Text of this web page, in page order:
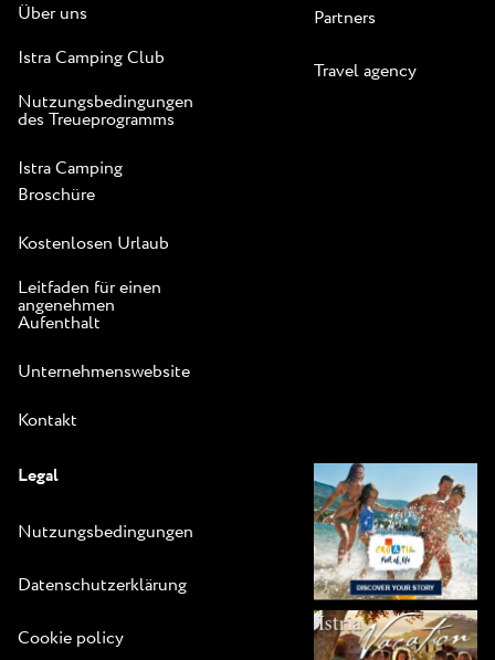
Über uns
Istra Camping Club
Nutzungsbedingungen
des Treueprogramms
Istra Camping
Broschüre
Kostenlosen Urlaub
Leitfaden für einen
angenehmen
Aufenthalt
Unternehmenswebsite
Kontakt
Partners
Travel agency
Legal
Nutzungsbedingungen
Datenschutzerklärung
Cookie policy